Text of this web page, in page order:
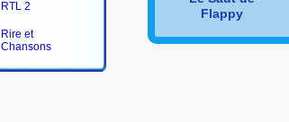
RTL 2
Rire et
Chansons
Flappy